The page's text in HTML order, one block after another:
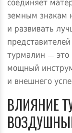
соединяет
земным знакам
и развивать
турмалин — это
мощный
и внешнего
ВЛИЯНИЕ